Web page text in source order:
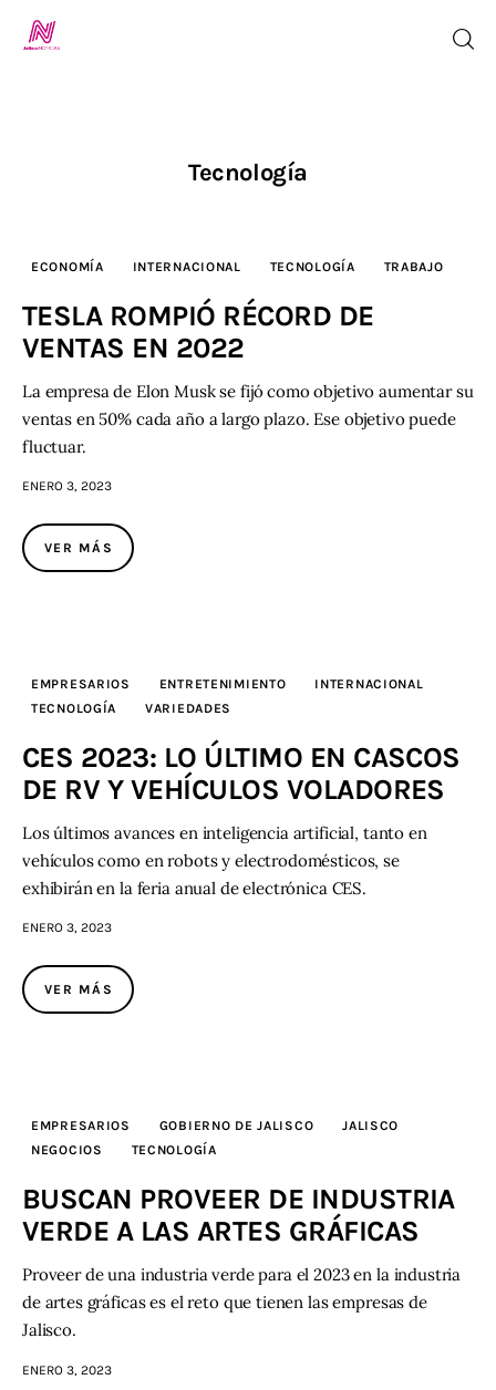
Jalisco Noticias
Programación
Jalisco TV
Nosotros
Contacto
Tecnología
ECONOMÍA INTERNACIONAL TECNOLOGÍA TRABAJO
TESLA ROMPIÓ RÉCORD DE
VENTAS EN 2022
La empresa de Elon Musk se fijó como objetivo aumentar su
ventas en 50% cada año a largo plazo. Ese objetivo puede
fluctuar.
ENERO 3, 2023
VER MÁS
EMPRESARIOS ENTRETENIMIENTO
INTERNACIONAL
TECNOLOGÍA
VARIEDADES
CES 2023: LO ÚLTIMO EN CASCOS
DE RV Y VEHÍCULOS VOLADORES
Los últimos avances en inteligencia artificial, tanto en
vehículos como en robots y electrodomésticos, se
exhibirán en la feria anual de electrónica CES.
ENERO 3, 2023
VER MÁS
EMPRESARIOS GOBIERNO DE JALISCO
JALISCO
NEGOCIOS
TECNOLOGÍA
BUSCAN PROVEER DE INDUSTRIA
VERDE A LAS ARTES GRÁFICAS
Proveer de una industria verde para el 2023 en la industria
de artes gráficas es el reto que tienen las empresas de
Jalisco.
ENERO 3, 2023